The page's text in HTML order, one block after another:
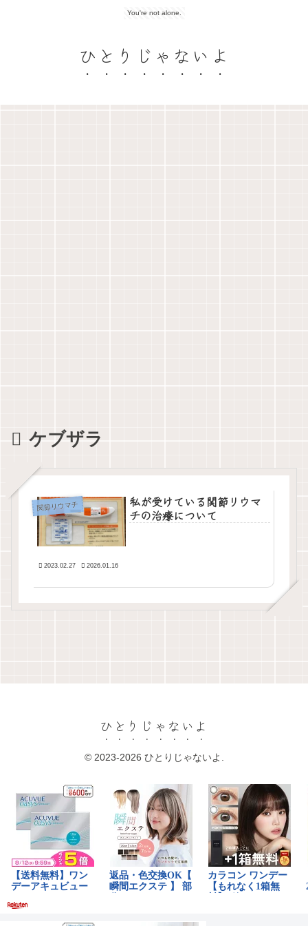
You're not alone.
ひとりじゃないよ
ケブザラ
関節リウマチ
私が受けている関節リウマ
チの治療について
2023.02.27 2026.01.16
ひとりじゃないよ
© 2023-2026 ひとりじゃないよ.